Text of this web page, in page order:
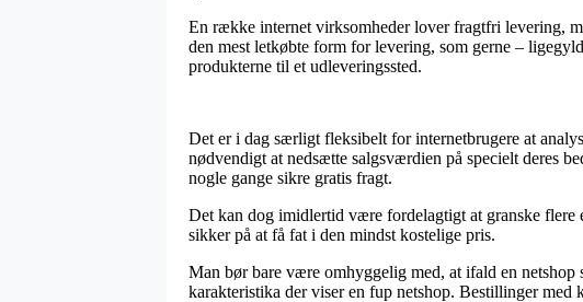
En række internet virksomheder lover fragtfri levering,
den mest letkøbte form for levering, som gerne –
produkterne til et udleveringssted.
Det er i dag særligt fleksibelt for internetbrugere at
nødvendigt at nedsætte salgsværdien på specielt deres
nogle gange sikre gratis fragt.
Det kan dog imidlertid være fordelagtigt at granske
sikker på at få fat i den mindst kostelige pris.
Man bør bare være omhyggelig med, at ifald en
karakteristika der viser en fup netshop. Bestillinger